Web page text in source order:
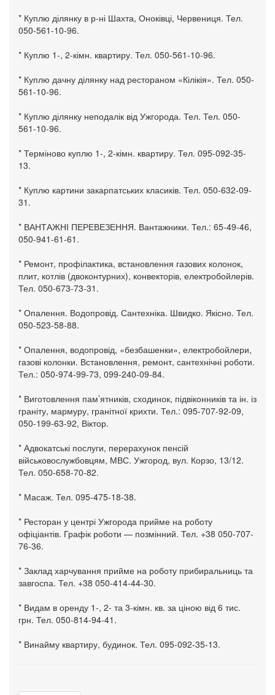
* Куплю ділянку в р-ні Шахта, Оноківці, Червениця. Тел.
050-561-10-96.
* Куплю 1-, 2-кімн. квартиру. Тел. 050-561-10-96.
* Куплю дачну ділянку над рестораном «Кілікія». Тел. 050-
561-10-96.
* Куплю ділянку неподалік від Ужгорода. Тел. Тел. 050-
561-10-96.
* Терміново куплю 1-, 2-кімн. квартиру. Тел. 095-092-35-
13.
* Куплю картини закарпатських класиків. Тел. 050-632-09-
31.
* ВАНТАЖНІ ПЕРЕВЕЗЕННЯ. Вантажники. Тел.: 65-49-46,
050-941-61-61.
* Ремонт, профілактика, встановлення газових колонок,
плит, котлів (двоконтурних), конвекторів, електробойлерів.
Тел. 050-673-73-31.
* Опалення. Водопровід. Сантехніка. Швидко. Якісно. Тел.
050-523-58-88.
* Опалення, водопровід, «безбашенки», електробойлери,
газові колонки. Встановлення, ремонт, сантехнічні роботи.
Тел.: 050-974-99-73, 099-240-09-84.
* Виготовлення пам’ятників, сходинок, підвіконників та ін. із
граніту, мармуру, гранітної крихти. Тел.: 095-707-92-09,
050-199-63-92, Віктор.
* Адвокатські послуги, перерахунок пенсій
військовослужбовцям, МВС. Ужгород, вул. Корзо, 13/12.
Тел. 050-658-70-82.
* Масаж. Тел. 095-475-18-38.
* Ресторан у центрі Ужгорода прийме на роботу
офіціантів. Графік роботи — позмінний. Тел. +38 050-707-
76-36.
* Заклад харчування прийме на роботу прибиральниць та
завгоспа. Тел. +38 050-414-44-30.
* Видам в оренду 1-, 2- та 3-кімн. кв. за ціною від 6 тис.
грн. Тел. 050-814-94-41.
* Винайму квартиру, будинок. Тел. 095-092-35-13.